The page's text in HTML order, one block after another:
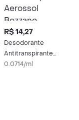
R$ 14,27
Desodorante
Antitranspirante
Aerossol Bozzano
0.0714/ml